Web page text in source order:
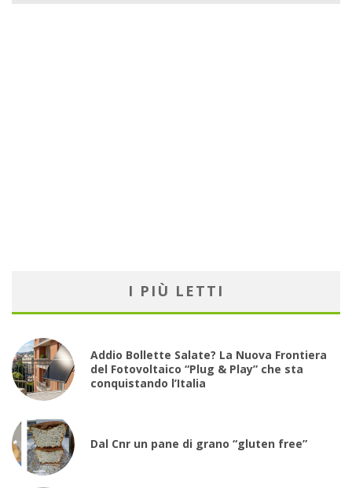
I PIÙ LETTI
Addio Bollette Salate? La Nuova Frontiera
del Fotovoltaico “Plug & Play” che sta
conquistando l’Italia
Dal Cnr un pane di grano “gluten free”